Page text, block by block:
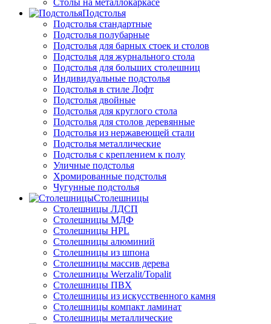
Столы на металлокаркасе
Подстолья
Подстолья стандартные
Подстолья полубарные
Подстолья для барных стоек и столов
Подстолья для журнального стола
Подстолья для больших столешниц
Индивидуальные подстолья
Подстолья в стиле Лофт
Подстолья двойные
Подстолья для круглого стола
Подстолья для столов деревянные
Подстолья из нержавеющей стали
Подстолья металлические
Подстолья с креплением к полу
Уличные подстолья
Хромированные подстолья
Чугунные подстолья
Столешницы
Столешницы ЛДСП
Столешницы МДФ
Столешницы HPL
Столешницы алюминий
Столешницы из шпона
Столешницы массив дерева
Столешницы Werzalit/Topalit
Столешницы ПВХ
Столешницы из искусственного камня
Столешницы компакт ламинат
Столешницы металлические